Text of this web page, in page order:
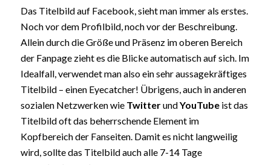
Das Titelbild auf Facebook, sieht man immer als erstes.
Noch vor dem Profilbild, noch vor der Beschreibung.
Allein durch die Größe und Präsenz im oberen Bereich
der Fanpage zieht es die Blicke automatisch auf sich. Im
Idealfall, verwendet man also ein sehr aussagekräftiges
Titelbild – einen Eyecatcher! Übrigens, auch in anderen
sozialen Netzwerken wie TwitterundYouTubeist das
Titelbild oft das beherrschende Element im
Kopfbereich der Fanseiten. Damit es nicht langweilig
wird, sollte das Titelbild auch alle 7-14 Tage